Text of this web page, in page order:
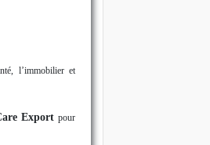
l’immobilier et
Export pour